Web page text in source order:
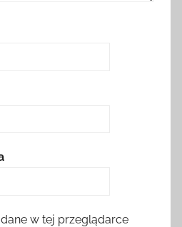
w tej przeglądarce